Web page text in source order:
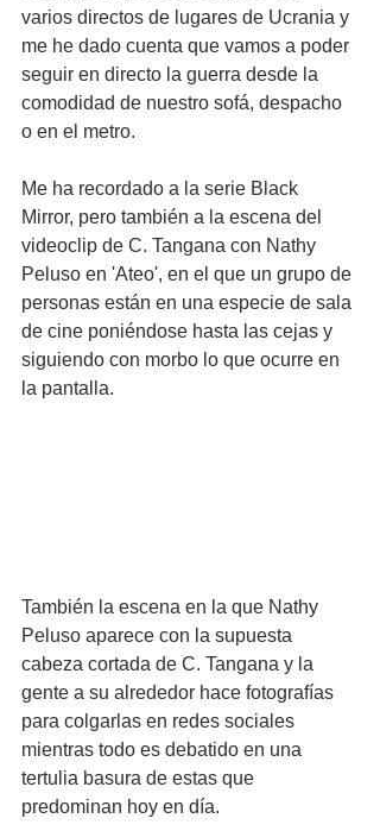
varios directos de lugares de Ucrania y
me he dado cuenta que vamos a poder
seguir en directo la guerra desde la
comodidad de nuestro sofá, despacho
o en el metro.
Me ha recordado a la serie Black
Mirror, pero también a la escena del
videoclip de C. Tangana con Nathy
Peluso en 'Ateo', en el que un grupo de
personas están en una especie de sala
de cine poniéndose hasta las cejas y
siguiendo con morbo lo que ocurre en
la pantalla.
También la escena en la que Nathy
Peluso aparece con la supuesta
cabeza cortada de C. Tangana y la
gente a su alrededor hace fotografías
para colgarlas en redes sociales
mientras todo es debatido en una
tertulia basura de estas que
predominan hoy en día.